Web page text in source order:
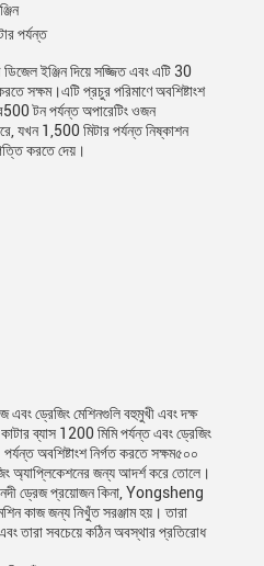
পর্যন্ত
ইঞ্জিন দিয়ে সজ্জিত এবং এটি 30
সক্ষম।এটি প্রচুর পরিমাণে অবশিষ্টাংশ
টন পর্যন্ত অপারেটিং ওজন
যখন 1,500 মিটার পর্যন্ত নিষ্কাশন
করতে দেয়।
ড্রেজিং মেশিনগুলি বহুমুখী এবং দক্ষ
ব্যাস 1200 মিমি পর্যন্ত এবং ড্রেজিং
অবশিষ্টাংশ নির্গত করতে সক্ষম৫০০
অ্যাপ্লিকেশনের জন্য আদর্শ করে তোলে।
ড্রেজ প্রয়োজন কিনা, Yongsheng
কাজ জন্য নিখুঁত সরঞ্জাম হয়। তারা
তারা সবচেয়ে কঠিন অবস্থার প্রতিরোধ